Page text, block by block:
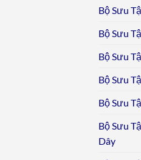
Bộ Sưu
Bộ Sưu
Bộ Sưu
Bộ Sưu
Bộ Sưu
Bộ Sưu
Dây